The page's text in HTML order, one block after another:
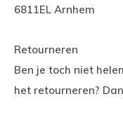
6811EL Arnhem
Retourneren
Ben je toch niet
het retourneren?